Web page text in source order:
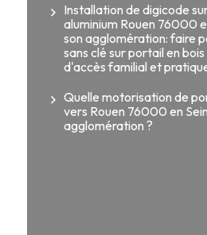
Installation de digicode
aluminium Rouen 76000
son agglomération: faire
sans clé sur portail en
d'accès familial et
Quelle motorisation de
vers Rouen 76000 en
agglomération ?